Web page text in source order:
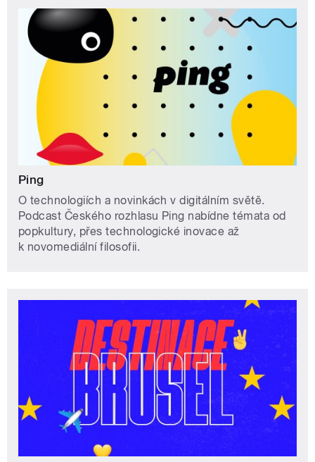
Ping
O technologiích a novinkách v digitálním světě.
Podcast Českého rozhlasu Ping nabídne témata od
popkultury, přes technologické inovace až
k novomediální filosofii.